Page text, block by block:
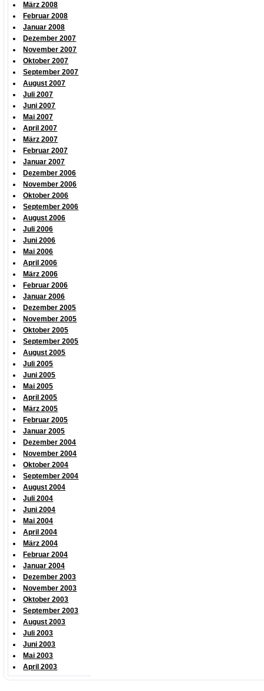
März 2008
Februar 2008
Januar 2008
Dezember 2007
November 2007
Oktober 2007
September 2007
August 2007
Juli 2007
Juni 2007
Mai 2007
April 2007
März 2007
Februar 2007
Januar 2007
Dezember 2006
November 2006
Oktober 2006
September 2006
August 2006
Juli 2006
Juni 2006
Mai 2006
April 2006
März 2006
Februar 2006
Januar 2006
Dezember 2005
November 2005
Oktober 2005
September 2005
August 2005
Juli 2005
Juni 2005
Mai 2005
April 2005
März 2005
Februar 2005
Januar 2005
Dezember 2004
November 2004
Oktober 2004
September 2004
August 2004
Juli 2004
Juni 2004
Mai 2004
April 2004
März 2004
Februar 2004
Januar 2004
Dezember 2003
November 2003
Oktober 2003
September 2003
August 2003
Juli 2003
Juni 2003
Mai 2003
April 2003